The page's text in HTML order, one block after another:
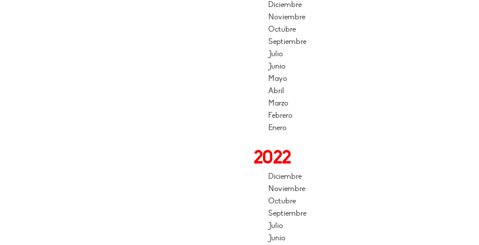
Diciembre
Noviembre
Octubre
Septiembre
Julio
Junio
Mayo
Abril
Marzo
Febrero
Enero
2022
Diciembre
Noviembre
Octubre
Septiembre
Julio
Junio